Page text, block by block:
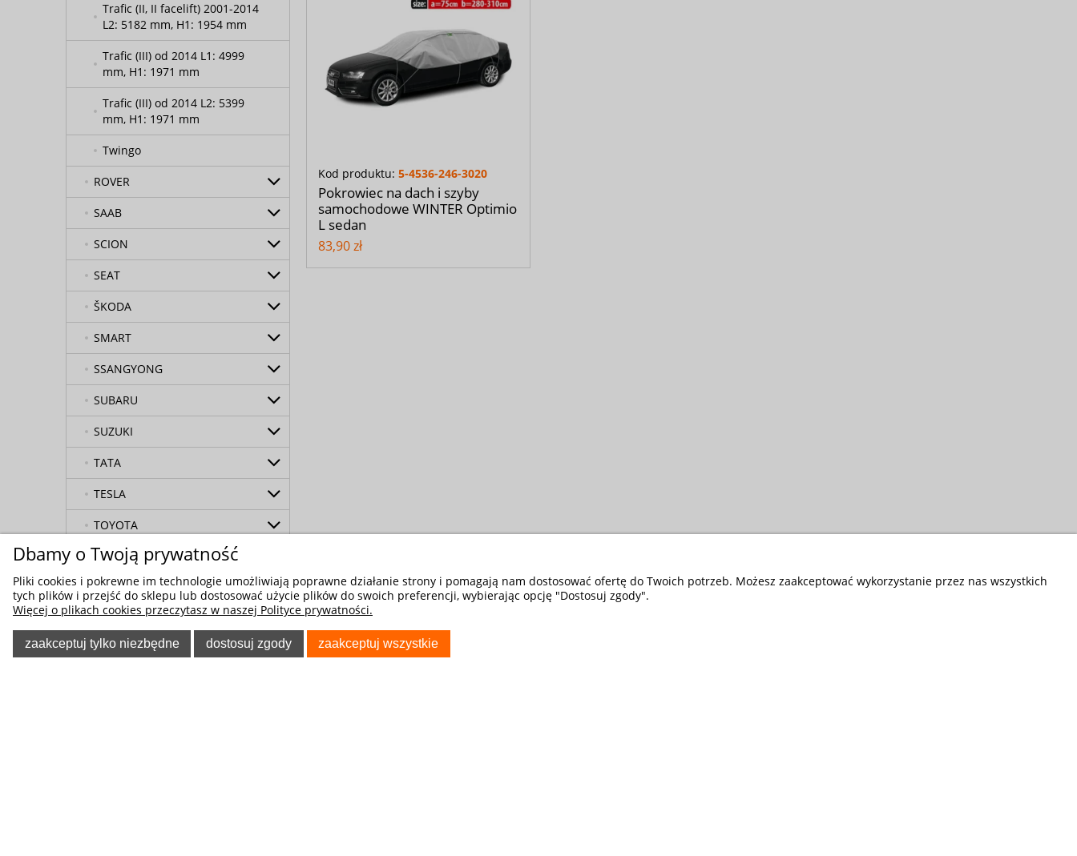
Trafic (II, II facelift) 2001-2014
L2: 5182 mm, H1: 1954 mm
Trafic (III) od 2014 L1: 4999
mm, H1: 1971 mm
Trafic (III) od 2014 L2: 5399
mm, H1: 1971 mm
Twingo
ROVER
SAAB
SCION
SEAT
ŠKODA
SMART
SSANGYONG
SUBARU
SUZUKI
TATA
TESLA
TOYOTA
TRABANT
VAUXHALL
VOLKSWAGEN
VOLVO
Kod produktu: 5-4536-246-3020
Pokrowiec na dach i szyby
samochodowe WINTER Optimio
L sedan
83,90 zł
Dbamy o Twoją prywatność
Pliki cookies i pokrewne im technologie umożliwiają poprawne działanie strony i pomagają nam dostosować ofertę do Twoich potrzeb. Możesz zaakceptować wykorzystanie przez nas wszystkich
tych plików i przejść do sklepu lub dostosować użycie plików do swoich preferencji, wybierając opcję "Dostosuj zgody".
Więcej o plikach cookies przeczytasz w naszej Polityce prywatności.
zaakceptuj tylko niezbędne dostosuj zgody zaakceptuj wszystkie